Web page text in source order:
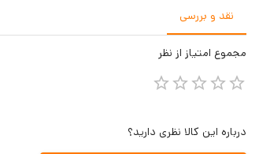
نقد و بررسی
مجموع امتیاز از نظر
درباره این کالا نظری دارید؟